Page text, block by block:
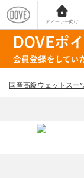
ディーラー向け
国産高級ウェットスー